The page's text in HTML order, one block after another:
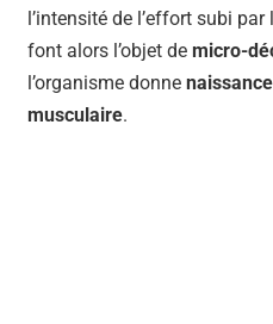
l’intensité de l’effort subi
font alors l’objet demicro-
l’organisme donne
musculaire.